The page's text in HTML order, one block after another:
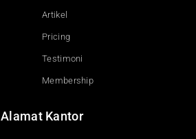
Artikel
Pricing
Testimoni
Membership
Alamat Kantor